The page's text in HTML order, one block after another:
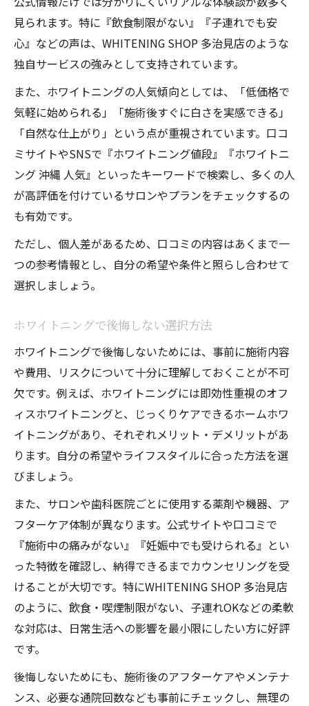
見られます。特に『飲食制限がない』『子連れでも安
心』などの声は、WHITENING SHOP 多治見店のような
独自サービスの強みとして支持されています。
また、ホワイトニングの人気傾向としては、「低価格で
気軽に始められる」「施術後すぐに白さを実感できる」
「自然な仕上がり」という点が重視されています。口コ
ミサイトやSNSで『ホワイトニング値段』『ホワイトニ
ング 沖縄 人気』といったキーワードで検索し、多くの人
が高評価を付けているサロンやプランをチェックするの
も有効です。
ただし、個人差があるため、口コミの内容はあくまで一
つの参考情報とし、自分の希望や条件と照らし合わせて
選択しましょう。
ホワイトニングで後悔しない選択方法
ホワイトニングで後悔しないためには、事前に施術内容
や費用、リスクについて十分に理解しておくことが不可
欠です。例えば、ホワイトニングには即効性重視のオフ
ィスホワイトニングと、じっくりケアできるホームホワ
イトニングがあり、それぞれメリット・デメリットがあ
ります。自分の希望やライフスタイルに合った方法を選
びましょう。
また、サロンや歯科医院ごとに使用する薬剤や機器、ア
フターケア体制が異なります。公式サイトや口コミで
『施術中の痛みがない』『妊娠中でも受けられる』とい
った特徴を確認し、納得できるまでカウンセリングを受
けることが大切です。特にWHITENING SHOP 多治見店
のように、飲食・喫煙制限がない、子連れOKなどの柔軟
な対応は、日常生活への影響を最小限にしたい方に好評
です。
後悔しないためにも、施術後のアフターケアやメンテナ
ンス、必要な通院回数なども事前にチェックし、無理の